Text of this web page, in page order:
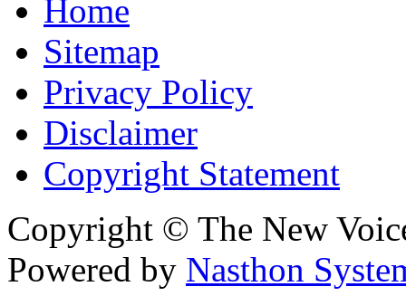
Home
Sitemap
Privacy Policy
Disclaimer
Copyright Statement
Copyright © The New
Powered by Nasthon